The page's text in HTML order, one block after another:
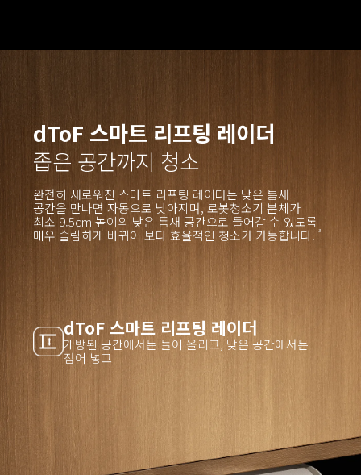
dToF 스마트 리프팅 레이더
좁은 공간까지 청소
완전히 새로워진 스마트 리프팅 레이더는 낮은 틈새
공간을 만나면 자동으로 낮아지며, 로봇청소기 본체가
최소 9.5cm 높이의 낮은 틈새 공간으로 들어갈 수 있도록
매우 슬림하게 바뀌어 보다 효율적인 청소가 가능합니다. 3
dToF 스마트 리프팅 레이더
개방된 공간에서는 들어 올리고, 낮은 공간에서는
접어 넣고